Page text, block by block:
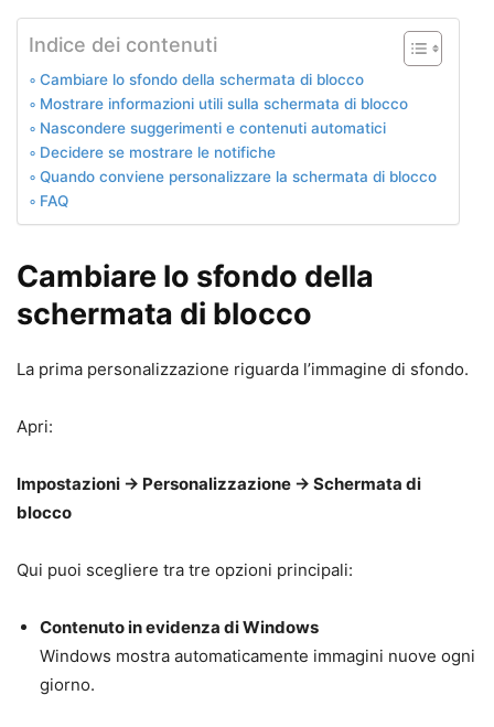
Indice dei contenuti
Cambiare lo sfondo della schermata di blocco
Mostrare informazioni utili sulla schermata di blocco
Nascondere suggerimenti e contenuti automatici
Decidere se mostrare le notifiche
Quando conviene personalizzare la schermata di blocco
FAQ
Cambiare lo sfondo della
schermata di blocco
La prima personalizzazione riguarda l’immagine di sfondo.
Apri:
Impostazioni → Personalizzazione → Schermata di
blocco
Qui puoi scegliere tra tre opzioni principali:
Contenuto in evidenza di Windows
Windows mostra automaticamente immagini nuove ogni
giorno.